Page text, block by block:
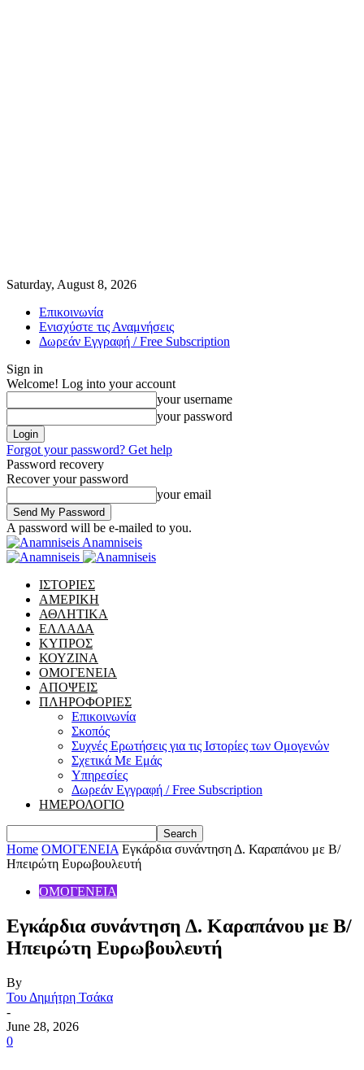
Saturday, August 8, 2026
Επικοινωνία
Ενισχύστε τις Αναμνήσεις
Δωρεάν Εγγραφή / Free Subscription
Sign in
Welcome! Log into your account
your username
your password
Forgot your password? Get help
Password recovery
Recover your password
your email
A password will be e-mailed to you.
Anamniseis
ΙΣΤΟΡΙΕΣ
ΑΜΕΡΙΚΗ
ΑΘΛΗΤΙΚΑ
ΕΛΛΑΔΑ
ΚΥΠΡΟΣ
ΚΟΥΖΙΝΑ
ΟΜΟΓΕΝΕΙΑ
ΑΠΟΨΕΙΣ
ΠΛΗΡΟΦΟΡΙΕΣ
Επικοινωνία
Σκοπός
Συχνές Ερωτήσεις για τις Ιστορίες των Ομογενών
Σχετικά Με Εμάς
Υπηρεσίες
Δωρεάν Εγγραφή / Free Subscription
ΗΜΕΡΟΛΟΓΙΟ
Home ΟΜΟΓΕΝΕΙΑ Εγκάρδια συνάντηση Δ. Καραπάνου με Β/
Ηπειρώτη Ευρωβουλευτή
ΟΜΟΓΕΝΕΙΑ
Εγκάρδια συνάντηση Δ. Καραπάνου με Β/
Ηπειρώτη Ευρωβουλευτή
By
Του Δημήτρη Τσάκα
-
June 28, 2026
0